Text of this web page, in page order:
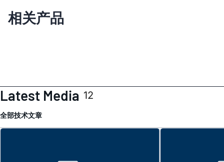
相关产品
Latest Media 12
全部技术文章